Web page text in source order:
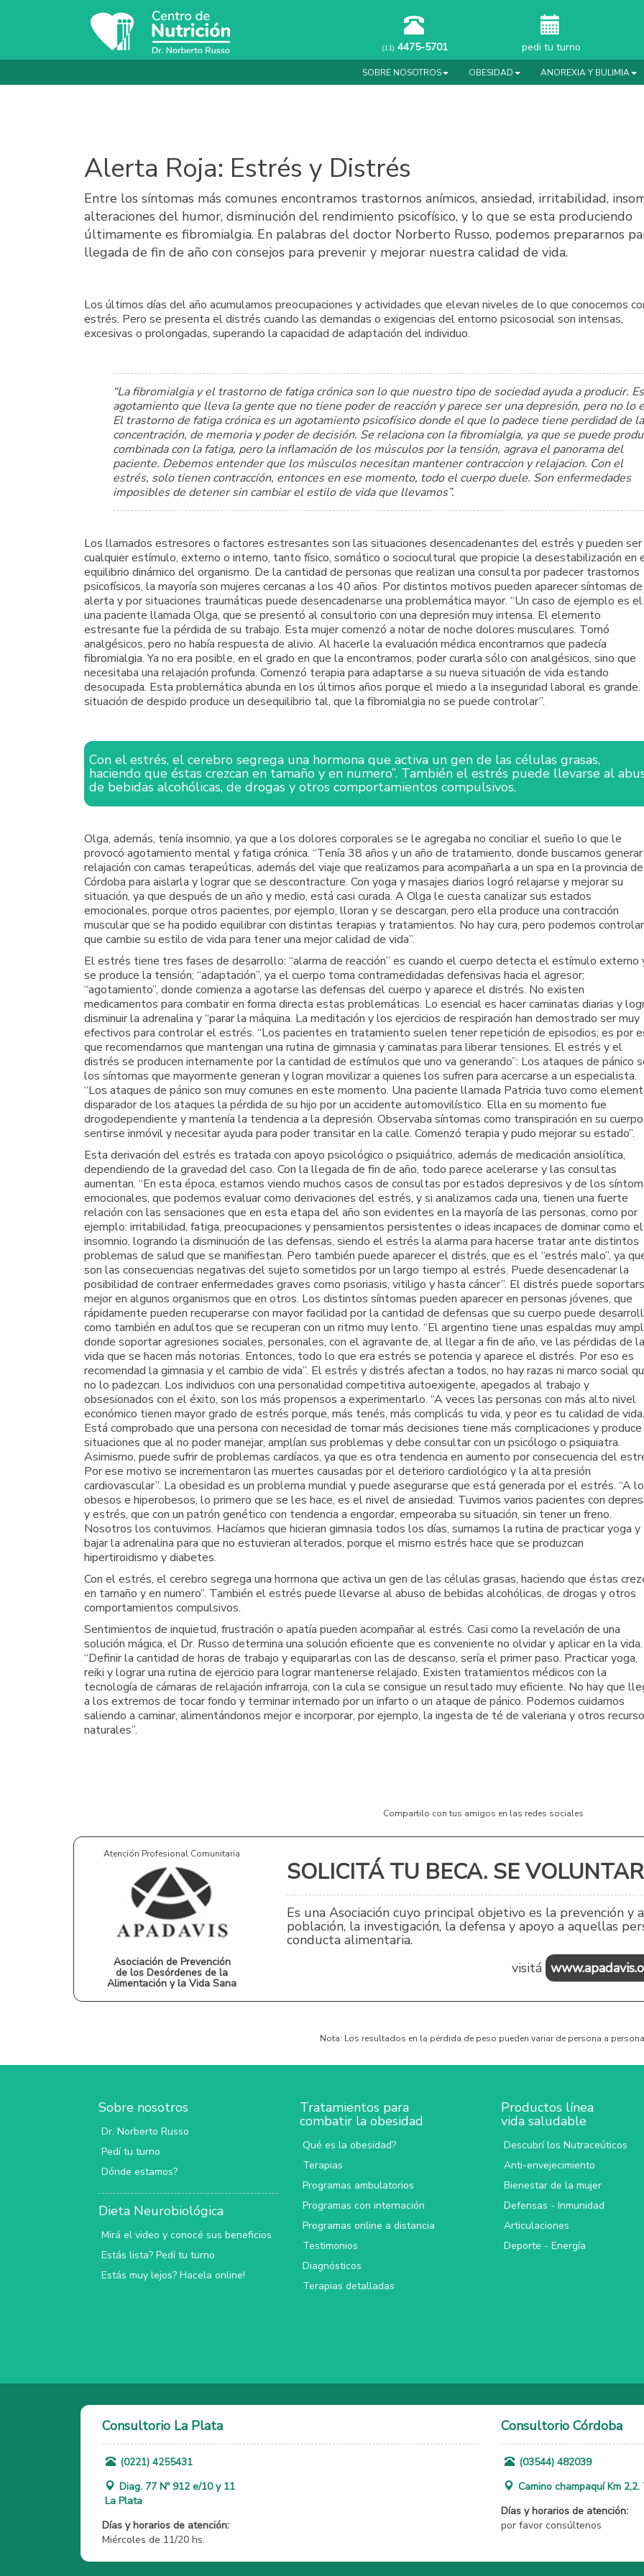
(11) 4475-5701 pedi tu turno
SOBRE NOSOTROS OBESIDAD ANOREXIA Y BULIMIA
Alerta Roja: Estrés y Distrés
Entre los síntomas más comunes encontramos trastornos anímicos, ansiedad, irritabilidad,
alteraciones del humor, disminución del rendimiento psicofísico, y lo que se esta produciendo
últimamente es fibromialgia. En palabras del doctor Norberto Russo, podemos prepararnos
llegada de fin de año con consejos para prevenir y mejorar nuestra calidad de vida.
Los últimos días del año acumulamos preocupaciones y actividades que elevan niveles de lo que conocemos
estrés. Pero se presenta el distrés cuando las demandas o exigencias del entorno psicosocial son intensas,
excesivas o prolongadas, superando la capacidad de adaptación del individuo.
“La fibromialgia y el trastorno de fatiga crónica son lo que nuestro tipo de sociedad ayuda a producir.
agotamiento que lleva la gente que no tiene poder de reacción y parece ser una depresión, pero no lo
El trastorno de fatiga crónica es un agotamiento psicofísico donde el que lo padece tiene perdidad de la
concentración, de memoria y poder de decisión. Se relaciona con la fibromialgia, ya que se puede
combinada con la fatiga, pero la inflamación de los músculos por la tensión, agrava el panorama del
paciente. Debemos entender que los músculos necesitan mantener contraccion y relajacion. Con el
estrés, solo tienen contracción, entonces en ese momento, todo el cuerpo duele. Son enfermedades
imposibles de detener sin cambiar el estilo de vida que llevamos”.
Los llamados estresores o factores estresantes son las situaciones desencadenantes del estrés y pueden ser
cualquier estímulo, externo o interno, tanto físico, somático o sociocultural que propicie la desestabilización en
equilibrio dinámico del organismo. De la cantidad de personas que realizan una consulta por padecer trastornos
psicofísicos, la mayoría son mujeres cercanas a los 40 años. Por distintos motivos pueden aparecer síntomas de
alerta y por situaciones traumáticas puede desencadenarse una problemática mayor. “Un caso de ejemplo es
una paciente llamada Olga, que se presentó al consultorio con una depresión muy intensa. El elemento
estresante fue la pérdida de su trabajo. Esta mujer comenzó a notar de noche dolores musculares. Tomó
analgésicos, pero no había respuesta de alivio. Al hacerle la evaluación médica encontramos que padecía
fibromialgia. Ya no era posible, en el grado en que la encontramos, poder curarla sólo con analgésicos, sino que
necesitaba una relajación profunda. Comenzó terapia para adaptarse a su nueva situación de vida estando
desocupada. Esta problemática abunda en los últimos años porque el miedo a la inseguridad laboral es grande.
situación de despido produce un desequilibrio tal, que la fibromialgia no se puede controlar”.
Con el estrés, el cerebro segrega una hormona que activa un gen de las células grasas,
haciendo que éstas crezcan en tamaño y en numero”. También el estrés puede llevarse al
de bebidas alcohólicas, de drogas y otros comportamientos compulsivos.
Olga, además, tenía insomnio, ya que a los dolores corporales se le agregaba no conciliar el sueño lo que le
provocó agotamiento mental y fatiga crónica. “Tenía 38 años y un año de tratamiento, donde buscamos generar
relajación con camas terapeúticas, además del viaje que realizamos para acompañarla a un spa en la provincia de
Córdoba para aislarla y lograr que se descontracture. Con yoga y masajes diarios logró relajarse y mejorar su
situación, ya que después de un año y medio, está casi curada. A Olga le cuesta canalizar sus estados
emocionales, porque otros pacientes, por ejemplo, lloran y se descargan, pero ella produce una contracción
muscular que se ha podido equilibrar con distintas terapias y tratamientos. No hay cura, pero podemos controlar
que cambie su estilo de vida para tener una mejor calidad de vida”.
El estrés tiene tres fases de desarrollo: “alarma de reacción” es cuando el cuerpo detecta el estímulo externo
se produce la tensión; “adaptación”, ya el cuerpo toma contramedidadas defensivas hacia el agresor;
“agotamiento”, donde comienza a agotarse las defensas del cuerpo y aparece el distrés. No existen
medicamentos para combatir en forma directa estas problemáticas. Lo esencial es hacer caminatas diarias y
disminuir la adrenalina y “parar la máquina. La meditación y los ejercicios de respiración han demostrado ser muy
efectivos para controlar el estrés. “Los pacientes en tratamiento suelen tener repetición de episodios; es por
que recomendamos que mantengan una rutina de gimnasia y caminatas para liberar tensiones. El estrés y el
distrés se producen internamente por la cantidad de estímulos que uno va generando”: Los ataques de pánico
los síntomas que mayormente generan y logran movilizar a quienes los sufren para acercarse a un especialista.
“Los ataques de pánico son muy comunes en este momento. Una paciente llamada Patricia tuvo como
disparador de los ataques la pérdida de su hijo por un accidente automovilístico. Ella en su momento fue
drogodependiente y mantenía la tendencia a la depresión. Observaba síntomas como transpiración en su cuerpo,
sentirse inmóvil y necesitar ayuda para poder transitar en la calle. Comenzó terapia y pudo mejorar su estado”.
Esta derivación del estrés es tratada con apoyo psicológico o psiquiátrico, además de medicación ansiolítica,
dependiendo de la gravedad del caso. Con la llegada de fin de año, todo parece acelerarse y las consultas
aumentan. “En esta época, estamos viendo muchos casos de consultas por estados depresivos y de los
emocionales, que podemos evaluar como derivaciones del estrés, y si analizamos cada una, tienen una fuerte
relación con las sensaciones que en esta etapa del año son evidentes en la mayoría de las personas, como por
ejemplo: irritabilidad, fatiga, preocupaciones y pensamientos persistentes o ideas incapaces de dominar como el
insomnio, logrando la disminución de las defensas, siendo el estrés la alarma para hacerse tratar ante distintos
problemas de salud que se manifiestan. Pero también puede aparecer el distrés, que es el “estrés malo”, ya
son las consecuencias negativas del sujeto sometidos por un largo tiempo al estrés. Puede desencadenar la
posibilidad de contraer enfermedades graves como psoriasis, vitiligo y hasta cáncer”. El distrés puede
mejor en algunos organismos que en otros. Los distintos síntomas pueden aparecer en personas jóvenes, que
rápidamente pueden recuperarse con mayor facilidad por la cantidad de defensas que su cuerpo puede
como también en adultos que se recuperan con un ritmo muy lento. “El argentino tiene unas espaldas muy
donde soportar agresiones sociales, personales, con el agravante de, al llegar a fin de año, ve las pérdidas de la
vida que se hacen más notorias. Entonces, todo lo que era estrés se potencia y aparece el distrés. Por eso es
recomendad la gimnasia y el cambio de vida”. El estrés y distrés afectan a todos, no hay razas ni marco social
no lo padezcan. Los individuos con una personalidad competitiva autoexigente, apegados al trabajo y
obsesionados con el éxito, son los más propensos a experimentarlo. “A veces las personas con más alto nivel
económico tienen mayor grado de estrés porque, más tenés, más complicás tu vida, y peor es tu calidad de vida.
Está comprobado que una persona con necesidad de tomar más decisiones tiene más complicaciones y produce
situaciones que al no poder manejar, amplían sus problemas y debe consultar con un psicólogo o psiquiatra.
Asimismo, puede sufrir de problemas cardíacos, ya que es otra tendencia en aumento por consecuencia del
Por ese motivo se incrementaron las muertes causadas por el deterioro cardiológico y la alta presión
cardiovascular”. La obesidad es un problema mundial y puede asegurarse que está generada por el estrés. “A
obesos e hiperobesos, lo primero que se les hace, es el nivel de ansiedad. Tuvimos varios pacientes con
y estrés, que con un patrón genético con tendencia a engordar, empeoraba su situación, sin tener un freno.
Nosotros los contuvimos. Hacíamos que hicieran gimnasia todos los días, sumamos la rutina de practicar yoga y
bajar la adrenalina para que no estuvieran alterados, porque el mismo estrés hace que se produzcan
hipertiroidismo y diabetes.
Con el estrés, el cerebro segrega una hormona que activa un gen de las células grasas, haciendo que éstas
en tamaño y en numero”. También el estrés puede llevarse al abuso de bebidas alcohólicas, de drogas y otros
comportamientos compulsivos.
Sentimientos de inquietud, frustración o apatía pueden acompañar al estrés. Casi como la revelación de una
solución mágica, el Dr. Russo determina una solución eficiente que es conveniente no olvidar y aplicar en la vida.
“Definir la cantidad de horas de trabajo y equipararlas con las de descanso, sería el primer paso. Practicar yoga,
reiki y lograr una rutina de ejercicio para lograr mantenerse relajado, Existen tratamientos médicos con la
tecnología de cámaras de relajación infrarroja, con la cula se consigue un resultado muy eficiente. No hay que
a los extremos de tocar fondo y terminar internado por un infarto o un ataque de pánico. Podemos cuidarnos
saliendo a caminar, alimentándonos mejor e incorporar, por ejemplo, la ingesta de té de valeriana y otros
naturales”.
Compartilo con tus amigos en las redes sociales
Atención Profesional Comunitaria
Asociación de Prevención
de los Desórdenes de la
Alimentación y la Vida Sana
SOLICITÁ TU BECA. SE
Es una Asociación cuyo principal objetivo es la prevención y
población, la investigación, la defensa y apoyo a aquellas
conducta alimentaria.
visitá
Nota: Los resultados en la pérdida de peso pueden variar de persona a
Sobre nosotros
Dr. Norberto Russo
Pedí tu turno
Dónde estamos?
Dieta Neurobiológica
Mirá el video y conocé sus beneficios
Estás lista? Pedí tu turno
Estás muy lejos? Hacela online!
Tratamientos para
combatir la obesidad
Qué es la obesidad?
Terapias
Programas ambulatorios
Programas con internación
Programas online a distancia
Testimonios
Diagnósticos
Terapias detalladas
Productos línea
vida saludable
Descubrí los Nutraceúticos
Anti-envejecimiento
Bienestar de la mujer
Defensas - Inmunidad
Articulaciones
Deporte - Energía
Consultorio La Plata
(0221) 4255431
Diag. 77 Nº 912 e/10 y 11
La Plata
Días y horarios de atención:
Miércoles de 11/20 hs.
Consultorio Córdoba
(03544) 482039
Camino champaquí Km
Días y horarios de atención:
por favor consúltenos